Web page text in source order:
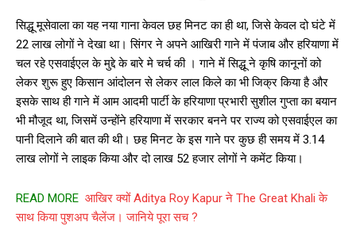
सिद्धू मूसेवाला का यह नया गाना केवल छह मिनट का ही था, जिसे केवल दो घंटे में
22 लाख लोगों ने देखा था। सिंगर ने अपने आखिरी गाने में पंजाब और हरियाणा में
चल रहे एसवाईएल के मुद्दे के बारे मे चर्च की । गाने में सिद्धू ने कृषि कानूनों को
लेकर शुरू हुए किसान आंदोलन से लेकर लाल किले का भी जिक्र किया है और
इसके साथ ही गाने में आम आदमी पार्टी के हरियाणा प्रभारी सुशील गुप्ता का बयान
भी मौजूद था, जिसमें उन्होंने हरियाणा में सरकार बनने पर राज्य को एसवाईएल का
पानी दिलाने की बात की थी। छह मिनट के इस गाने पर कुछ ही समय में 3.14
लाख लोगों ने लाइक किया और दो लाख 52 हजार लोगों ने कमेंट किया।
READ MORE आखिर क्यों Aditya Roy Kapur ने The Great Khali के
साथ किया पुशअप चैलेंज। जानिये पूरा सच ?